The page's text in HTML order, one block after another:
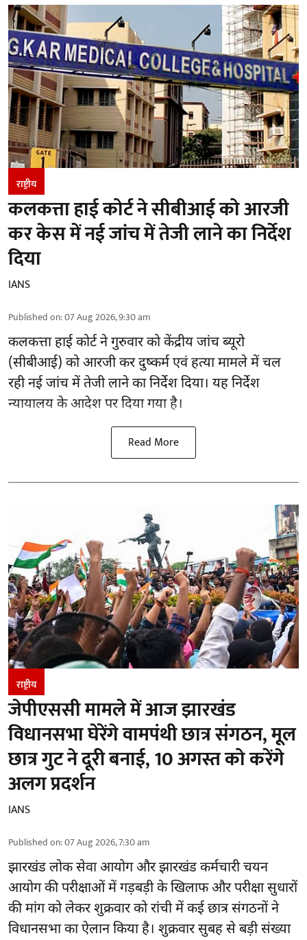
राष्ट्रीय
कलकत्ता हाई कोर्ट ने सीबीआई को आरजी
कर केस में नई जांच में तेजी लाने का निर्देश
दिया
IANS
Published on:07 Aug 2026, 9:30 am
कलकत्ता हाई कोर्ट ने गुरुवार को केंद्रीय जांच ब्यूरो
(सीबीआई) कोआरजी कर दुष्कर्म एवं हत्या मामलेमें चल
रही नई जांच में तेजी लाने का निर्देश दिया। यह निर्देश
न्यायालय के आदेश पर दिया गया है।
Read More
राष्ट्रीय
जेपीएससी मामले में आज झारखंड
विधानसभा घेरेंगे वामपंथी छात्र संगठन, मूल
छात्र गुट ने दूरी बनाई, 10 अगस्त को करेंगे
अलग प्रदर्शन
IANS
Published on:07 Aug 2026, 7:30 am
झारखंडलोक सेवा आयोग और झारखंड कर्मचारी चयन
आयोग की परीक्षाओं में गड़बड़ी के खिलाफ और परीक्षा सुधारों
की मांग को लेकर शुक्रवार को रांची में कई छात्र संगठनों ने
विधानसभा का ऐलान किया है। शुक्रवार सुबह से बड़ी संख्या